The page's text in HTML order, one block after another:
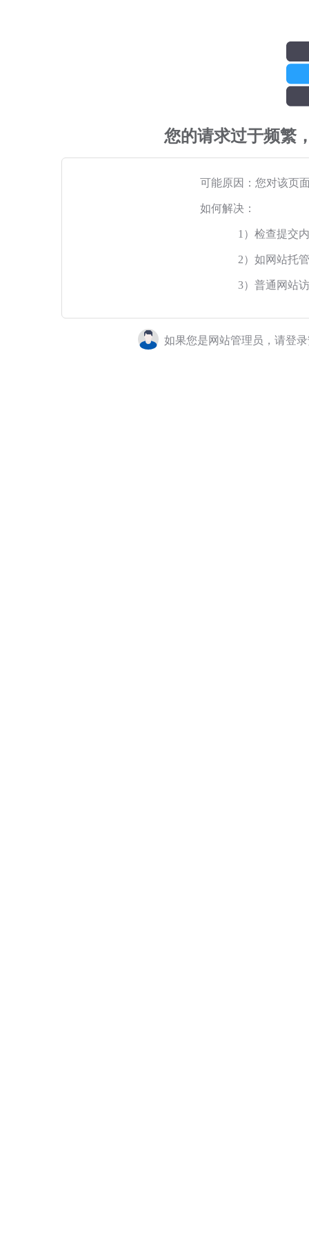
您的请求过于频繁
可能原因：您对该页
如何解决：
1）检查提交
2）如网站托
3）普通网站
如果您是网站管理员，请登